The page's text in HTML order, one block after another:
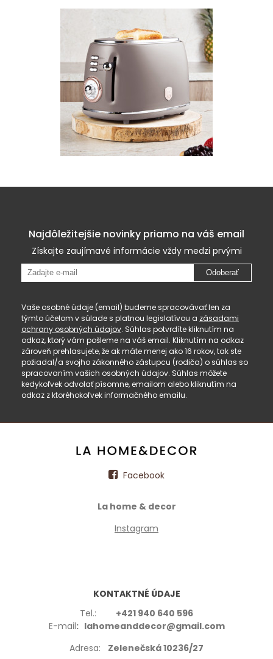
Najdôležitejšie novinky priamo na váš email
Získajte zaujímavé informácie vždy medzi prvými
Odoberať
Vaše osobné údaje (email) budeme spracovávať len za
týmto účelom v súlade s platnou legislatívou a zásadami
ochrany osobných údajov. Súhlas potvrdíte kliknutím na
odkaz, ktorý vám pošleme na váš email. Kliknutím na odkaz
zároveň prehlasujete, že ak máte menej ako 16 rokov, tak ste
požiadal/a svojho zákonného zástupcu (rodiča) o súhlas so
spracovaním vašich osobných údajov. Súhlas môžete
kedykoľvek odvolať písomne, emailom alebo kliknutím na
odkaz z ktoréhokoľvek informačného emailu.
Facebook
La home & decor
Instagram
KONTAKTNÉ ÚDAJE
Tel.: +421 940 640 596
E-mail: lahomeanddecor@gmail.com
Adresa: Zelenečská 10236/27